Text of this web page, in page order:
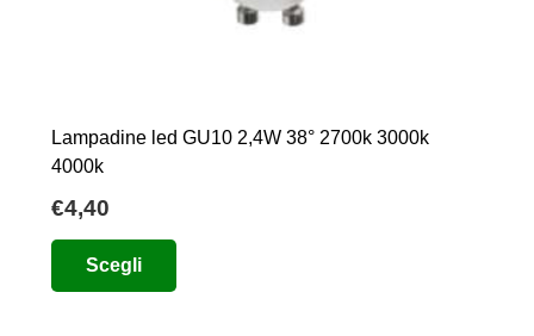
Lampadine led GU10 2,4W 38° 2700k 3000k
4000k
€4,40
Scegli